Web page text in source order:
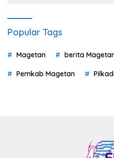
Popular Tags
Magetan berita
Pemkab Magetan